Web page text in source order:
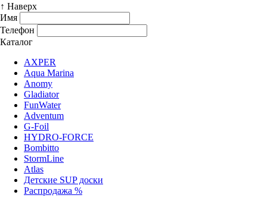
↑ Наверх
Имя
Телефон
Каталог
AXPER
Aqua Marina
Anomy
Gladiator
FunWater
Adventum
G-Foil
HYDRO-FORCE
Bombitto
StormLine
Atlas
Детские SUP доски
Распродажа %